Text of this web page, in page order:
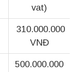
vat)
310.000.000
VNĐ
500.000.000